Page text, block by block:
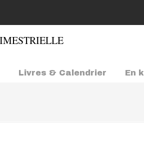
Livres & Calendrier En